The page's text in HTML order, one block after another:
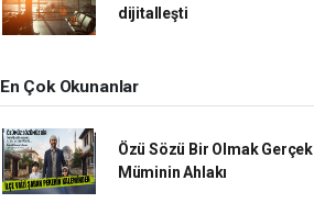
dijitalleşti
En Çok Okunanlar
Özü Sözü Bir Olmak Gerçek
Müminin Ahlakı